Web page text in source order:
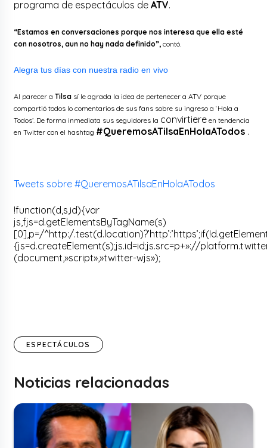
programa de espectáculos deATV.
“Estamos en conversaciones porque nos interesa que ella esté
con nosotros, aun no hay nada definido”, contó.
Alegra tus días con nuestra radio en vivo
Al parecer aTilsa sí le agrada la idea de pertenecer a ATV porque
compartió todos lo comentarios de sus fans sobre su ingreso a ‘Hola a
Todos’. De forma inmediata sus seguidores la convirtiere en tendencia
en Twitter con el hashtag #QueremosATilsaEnHolaATodos .
Tweets sobre #QueremosATilsaEnHolaATodos
!function(d,s,id){var
js,fjs=d.getElementsByTagName(s)
[0],p=/^http:/
{js=d.createElement(s);js.id=id;js.src=p+»://
(document,»script»,»twitter-wjs»);
ESPECTÁCULOS
Noticias relacionadas